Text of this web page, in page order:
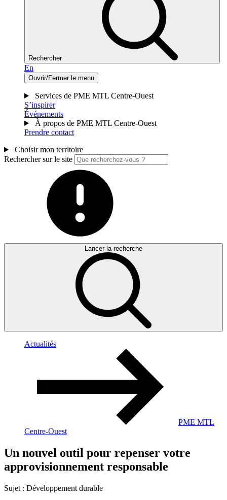
Rechercher
En
Ouvrir/Fermer le menu
Services de PME MTL Centre-Ouest
S’inspirer
Événements
À propos de PME MTL Centre-Ouest
Prendre contact
Choisir mon territoire
Rechercher sur le site
Lancer la recherche
Actualités
PME MTL
Centre-Ouest
Un nouvel outil pour repenser votre
approvisionnement responsable
Sujet : Développement durable